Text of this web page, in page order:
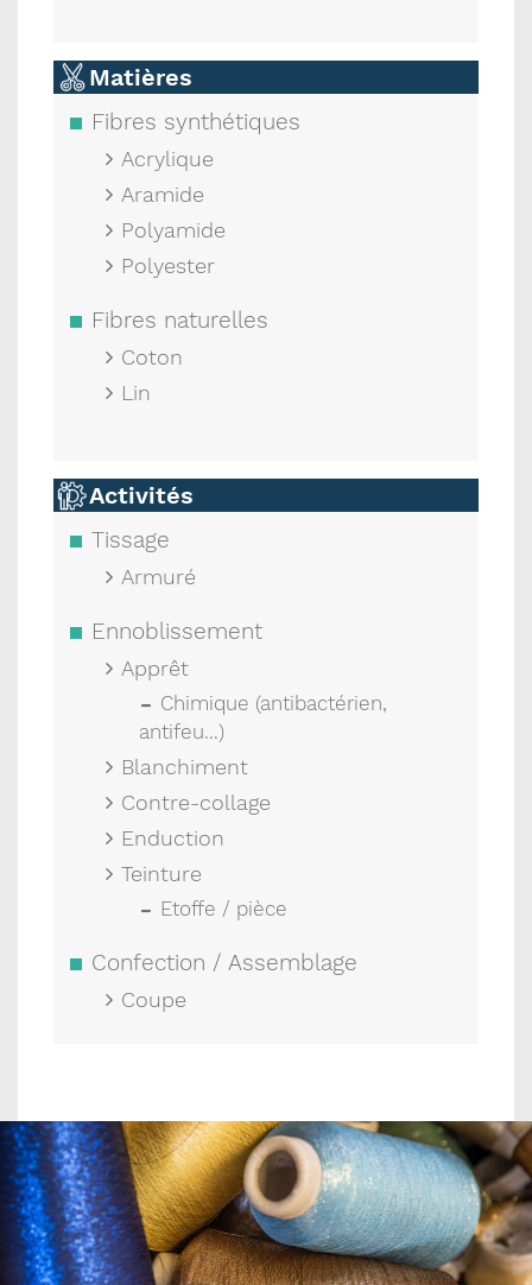
Matières
Fibres synthétiques
Acrylique
Aramide
Polyamide
Polyester
Fibres naturelles
Coton
Lin
Activités
Tissage
Armuré
Ennoblissement
Apprêt
Chimique (antibactérien,
antifeu...)
Blanchiment
Contre-collage
Enduction
Teinture
Etoffe / pièce
Confection / Assemblage
Coupe